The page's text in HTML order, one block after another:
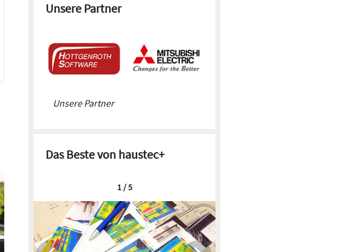
Unsere Partner
Unsere Partner
Das Beste von haustec+
1 / 5